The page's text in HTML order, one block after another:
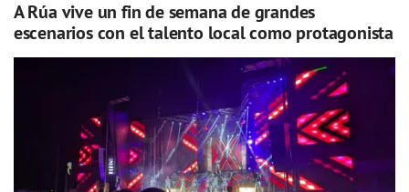
A Rúa vive un fin de semana de grandes
escenarios con el talento local como protagonista